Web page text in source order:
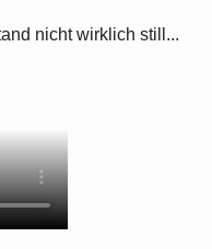
nicht wirklich still...